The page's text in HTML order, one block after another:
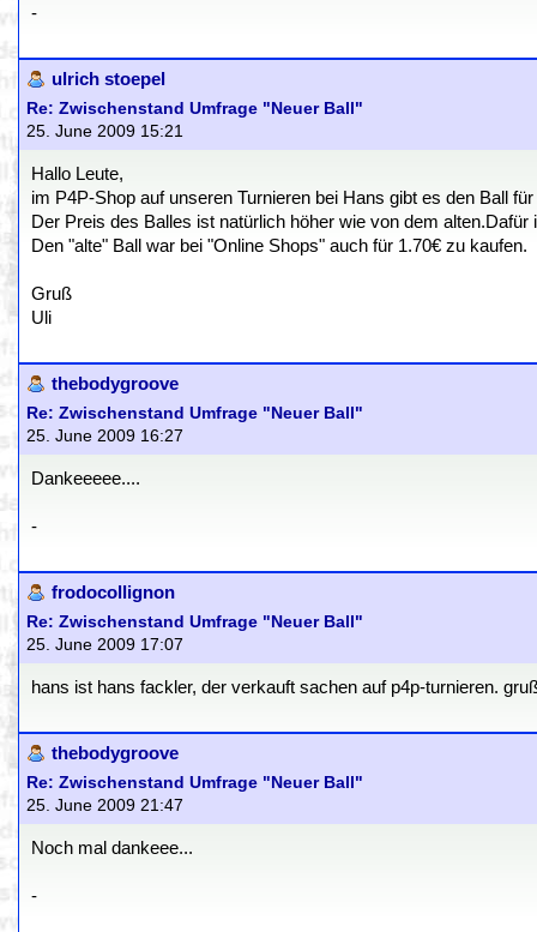
-
ulrich stoepel
Re: Zwischenstand Umfrage "Neuer Ball"
25. June 2009 15:21
Hallo Leute,
im P4P-Shop auf unseren Turnieren bei Hans gibt es den Ball
Der Preis des Balles ist natürlich höher wie von dem alten.Dafür
Den "alte" Ball war bei "Online Shops" auch für 1.70€ zu kaufen.
Gruß
Uli
thebodygroove
Re: Zwischenstand Umfrage "Neuer Ball"
25. June 2009 16:27
Dankeeeee....
-
frodocollignon
Re: Zwischenstand Umfrage "Neuer Ball"
25. June 2009 17:07
hans ist hans fackler, der verkauft sachen auf p4p-turnieren.
thebodygroove
Re: Zwischenstand Umfrage "Neuer Ball"
25. June 2009 21:47
Noch mal dankeee...
-